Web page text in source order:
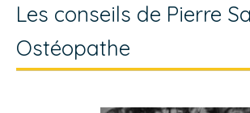
Les conseils de Pierre
Ostéopathe